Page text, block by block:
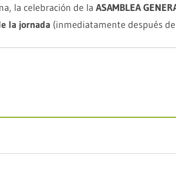
la celebración de la ASAMBLEA
la jornada (inmediatamente después